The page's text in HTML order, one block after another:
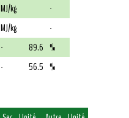
MJ/kg
-
MJ/kg
-
- 89.6 %
- 56.5 %